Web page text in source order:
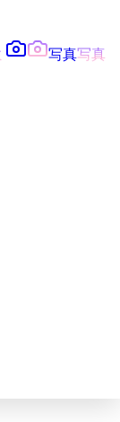
写真写真